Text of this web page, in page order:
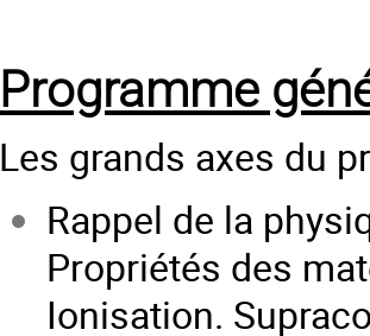
Programme
Les grands axes du
Rappel de la
Propriétés des
Ionisation.